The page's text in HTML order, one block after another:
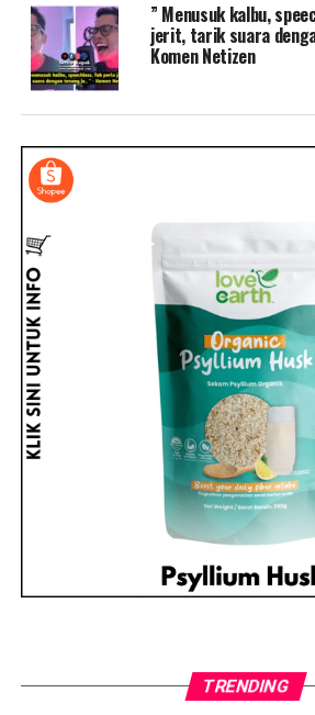
” Menusuk kalbu,
jerit, tarik suara
Komen Netizen
TRENDING